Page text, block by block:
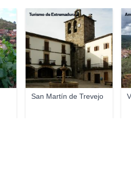
San Martín de Trevejo
Turismo de Extremadura